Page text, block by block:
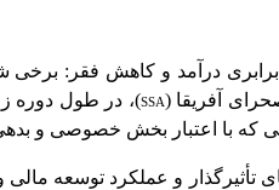
نابرابری درآمد و کاهش فقر:
SSA)، در طول دوره زمانی 1980 تا 2017 به «روش
که با اعتبار بخش خصوصی و
تأثیرگذار و عملکرد